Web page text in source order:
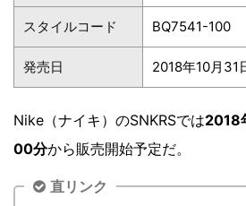
スタイルコード BQ7541-100
発売日 2018年10月31
Nike（ナイキ）のSNKRSでは2018
00分から販売開始予定だ。
直リンク